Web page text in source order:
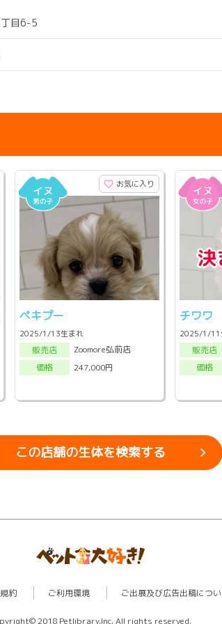
目6-5
お気に入り
ペキプー
2025/1/13生まれ
販売店
Zoomore弘前店
価格
247,000円
チワワ
2025/1/11
販売店
価格
この店舗の生体を検索する
約 ご利用環境 ご出展及び広告出稿につ
2018 Petlibrary,Inc. All rights reserved.